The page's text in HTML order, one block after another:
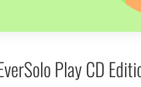
Play CD